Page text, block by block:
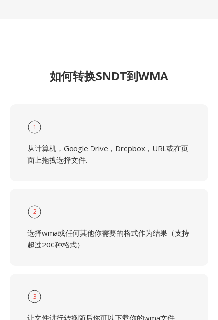
如何转换SNDT到WMA
1
从计算机，Google Drive，Dropbox，URL或在页
面上拖拽选择文件.
2
选择wma或任何其他你需要的格式作为结果（支持
超过200种格式）
3
让文件进行转换随后你可以下载你的wma文件